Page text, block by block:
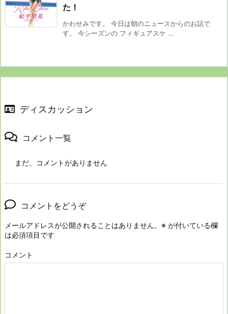
た！
かわせみです。 今日は朝のニュースからのお話で
す。 今シーズンの フィギュアスケ ...
ディスカッション
コメント一覧
まだ、コメントがありません
コメントをどうぞ
メールアドレスが公開されることはありません。 ※ が付いている欄
は必須項目です
コメント